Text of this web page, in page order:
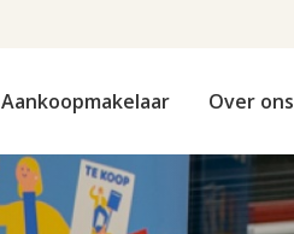
Aankoopmakelaar Over ons